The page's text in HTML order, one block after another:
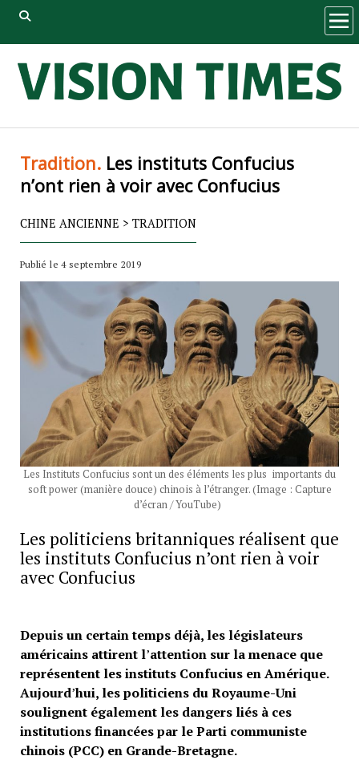
Tradition.Les instituts Confucius
n’ont rien à voir avec Confucius
CHINE ANCIENNE > TRADITION
Publié le 4 septembre 2019
Les Instituts Confucius sont un des éléments les plus importants du
soft power (manière douce) chinois à l’étranger. (Image : Capture
d’écran / YouTube)
Les politiciens britanniques réalisent que
les instituts Confucius n’ont rien à voir
avec Confucius
Depuis un certain temps déjà, les législateurs
américains attirent l’attention sur la menace que
représentent les instituts Confucius en Amérique.
Aujourd’hui, les politiciens du Royaume-Uni
soulignent également les dangers liés à ces
institutions financées par le Parti communiste
chinois (PCC) en Grande-Bretagne.